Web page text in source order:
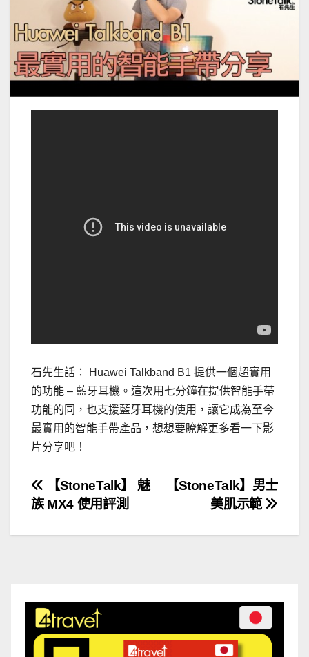
石先生話： Huawei Talkband B1 提供一個超實用
的功能 – 藍牙耳機。這次用七分鐘在提供智能手帶
功能的同，也支援藍牙耳機的使用，讓它成為至今
最實用的智能手帶產品，想想要瞭解更多看一下影
片分享吧！
文
章
【StoneTalk】男士
美肌示範
【StoneTalk】 魅
族 MX4 使用評測